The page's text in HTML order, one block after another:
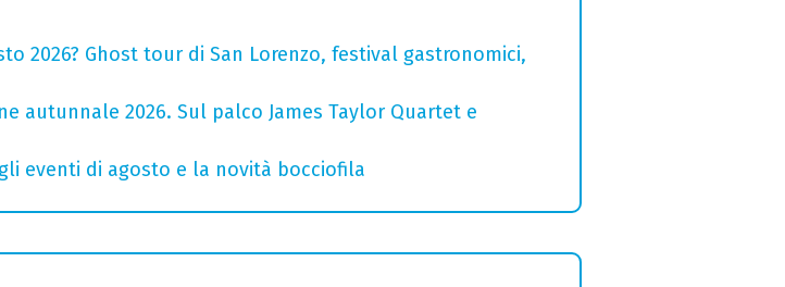
2026? Ghost tour di San Lorenzo, festival gastronomici,
autunnale 2026. Sul palco James Taylor Quartet e
eventi di agosto e la novità bocciofila